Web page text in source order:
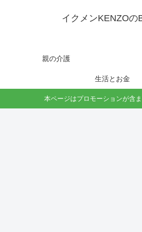
イクメンKENZOの
親の介護
生活とお金
本ページはプロモーションが含ま